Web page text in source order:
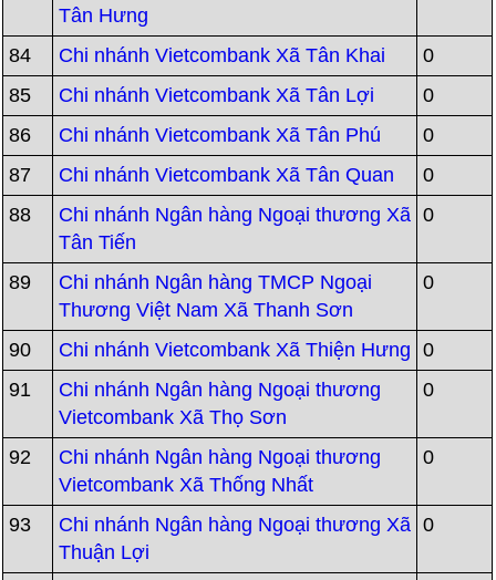
Tân Hưng
84
Chi nhánh Vietcombank Xã Tân Khai
0
85
Chi nhánh Vietcombank Xã Tân Lợi
0
86
Chi nhánh Vietcombank Xã Tân Phú
0
87
Chi nhánh Vietcombank Xã Tân Quan
0
88
Chi nhánh Ngân hàng Ngoại thương Xã
Tân Tiến
0
89
Chi nhánh Ngân hàng TMCP Ngoại
Thương Việt Nam Xã Thanh Sơn
0
90 Chi nhánh Vietcombank Xã Thiện Hưng
0
91
Chi nhánh Ngân hàng Ngoại thương
Vietcombank Xã Thọ Sơn
0
92
Chi nhánh Ngân hàng Ngoại thương
Vietcombank Xã Thống Nhất
0
93
Chi nhánh Ngân hàng Ngoại thương Xã
Thuận Lợi
0